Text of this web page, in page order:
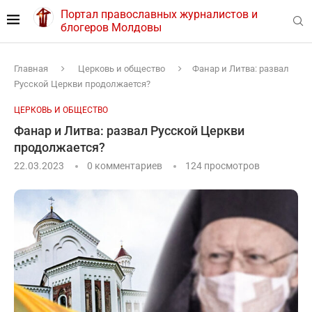
Портал православных журналистов и
блогеров Молдовы
Главная Церковь и общество
Фанар и Литва: развал
Русской Церкви продолжается?
ЦЕРКОВЬ И ОБЩЕСТВО
Фанар и Литва: развал Русской Церкви
продолжается?
22.03.2023 0 комментариев 124 просмотров